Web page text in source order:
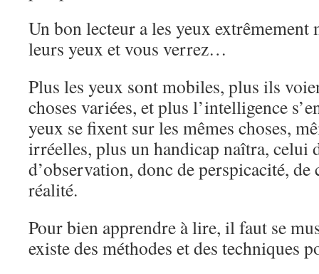
Un bon lecteur a les yeux extrêmement
leurs yeux et vous verrez…
Plus les yeux sont mobiles, plus ils
choses variées, et plus l’intelligence
yeux se fixent sur les mêmes choses,
irréelles, plus un handicap naîtra, celui
d’observation, donc de perspicacité, de
réalité.
Pour bien apprendre à lire, il faut se
existe des méthodes et des techniques